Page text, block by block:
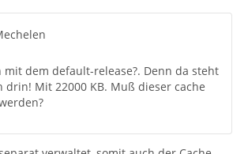
mit dem default-release?. Denn da steht
drin! Mit 22000 KB. Muß dieser cache